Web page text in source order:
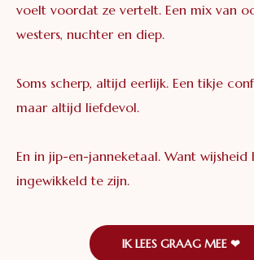
voelt voordat ze vertelt. Een mix van
westers, nuchter en diep.
Soms scherp, altijd eerlijk. Een tikje
maar altijd liefdevol.
En in jip-en-janneketaal. Want
ingewikkeld te zijn.
IK LEES GRAAG MEE ❤